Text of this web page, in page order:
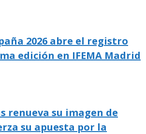
2026 abre el registro
edición en IFEMA Madrid
renueva su imagen de
su apuesta por la